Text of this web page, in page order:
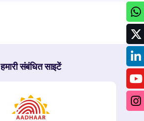
हमारी संबंधित साइटें